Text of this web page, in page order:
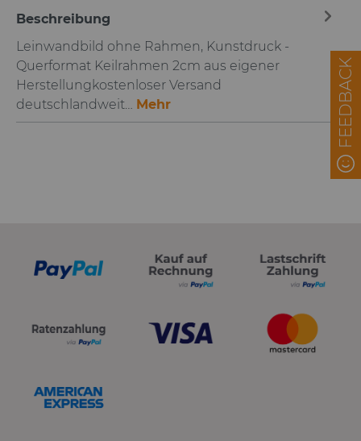
FEEDBACK
Beschreibung
Leinwandbild ohne Rahmen, Kunstdruck -
Querformat Keilrahmen 2cm aus eigener
Herstellungkostenloser Versand
deutschlandweit… Mehr